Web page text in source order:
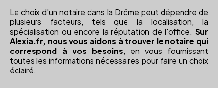
Le choix d'un notaire dans la Drôme peut dépendre de
plusieurs facteurs, tels que la localisation, la
spécialisation ou encore la réputation de l'office. Sur
Alexia.fr, nous vous aidons à trouver le notaire qui
correspond à vos besoins, en vous fournissant
toutes les informations nécessaires pour faire un choix
éclairé.